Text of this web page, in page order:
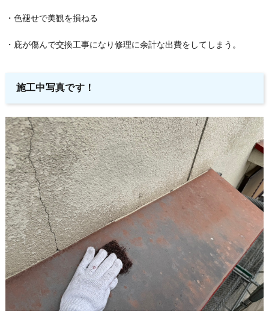
・色褪せで美観を損ねる
・庇が傷んで交換工事になり修理に余計な出費をしてしまう。
施工中写真です！